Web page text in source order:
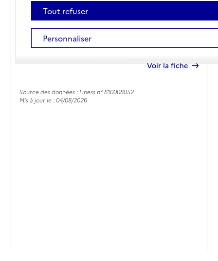
-Lacrouzette
05 63 62 87 29
Contact
Rapport HAS
Voir la fiche
Source des données : Finess n° 810008052
Mis à jour le : 04/08/2026
Tout refuser
Personnaliser